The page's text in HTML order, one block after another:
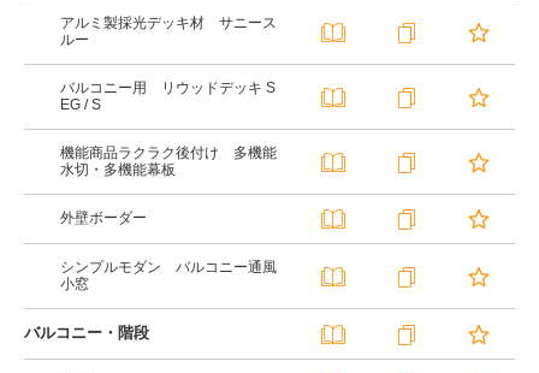
アルミ製採光デッキ材 サニース
ルー
バルコニー用 リウッドデッキ S
EG / S
機能商品ラクラク後付け 多機能
水切・多機能幕板
外壁ボーダー
シンプルモダン バルコニー通風
小窓
バルコニー・階段